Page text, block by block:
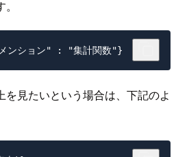
見たいという場合は、下記のよ